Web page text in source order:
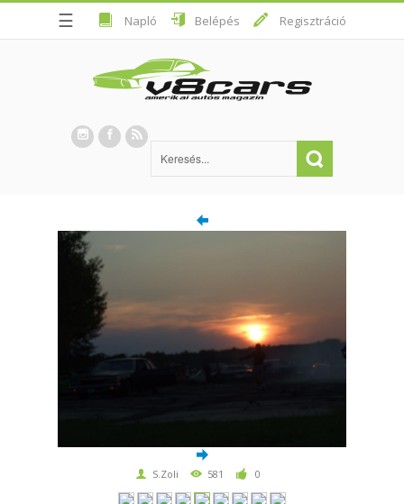
☰ Napló Belépés Regisztráció
S.Zoli 581 0